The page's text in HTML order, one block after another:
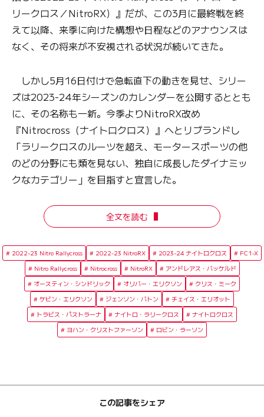
リークロス／NitroRX）』だが、この3月に最終戦を終
えて以降、来季に向けた構想や日程などのアナウンスは
なく、その将来が不安視される状況が続いてきた。
しかし5月16日付けで急転直下の動きを見せ、シリー
ズは2023-24年シーズンのカレンダーを公開するととも
に、その名称も一新。今季よりNitroRX改め
『Nitrocross（ナイトロクロス）』へとリブランドし
「ラリークロスのルーツを超え、モータースポーツの他
のどの分野にも類を見ない、独自に成長したダイナミッ
クなカテゴリー」を目指すと宣言した。
全文を読む
2022-23 Nitro Rallycross 2022-23 NitroRX 2023-24 ナイトロクロス
FC1-X
Nitro Rallycross
Nitrocross NitroRX
アンドレアス・バッケルド
オースティン・シンドリック
オリバー・エリクソン
クリス・ミーク
ケビン・エリクソン
ジェンソン・バトン
チェイス・エリオット
トラビス・パストラーナ
ナイトロ・ラリークロス
ナイトロクロス
ヨハン・クリストファーソン
ロビン・ラーソン
この記事をシェア